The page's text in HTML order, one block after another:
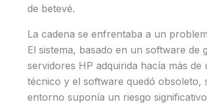
de betevé.
La cadena se enfrentaba a un
El sistema, basado en un software
servidores HP adquirida hacía más
técnico y el software quedó obsoleto,
entorno suponía un riesgo